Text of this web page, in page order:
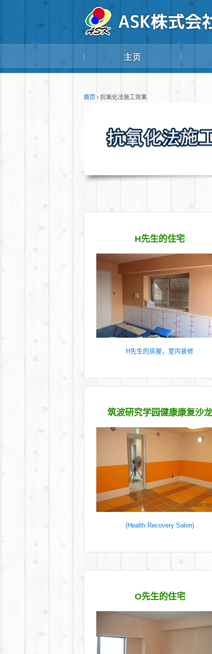
首页 › 抗氧化法施工效果
H先生的住宅
H先生的房屋，室内装修
筑波研究学园健康康复沙龙
(Health Recovery Salon)
O先生的住宅